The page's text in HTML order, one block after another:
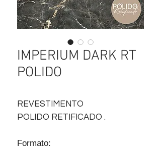
IMPERIUM DARK RT
POLIDO
REVESTIMENTO
POLIDO RETIFICADO .
Formato: